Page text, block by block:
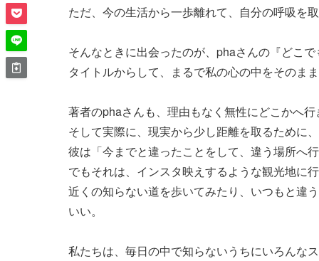
ただ、今の生活から一歩離れて、自分の呼吸を
そんなときに出会ったのが、phaさんの『どこ
タイトルからして、まるで私の心の中をそのま
著者のphaさんも、理由もなく無性にどこかへ
そして実際に、現実から少し距離を取るために
彼は「今までと違ったことをして、違う場所へ
でもそれは、インスタ映えするような観光地に
近くの知らない道を歩いてみたり、いつもと違
いい。
私たちは、毎日の中で知らないうちにいろんな